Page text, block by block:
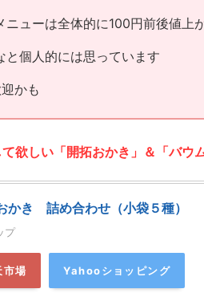
ューは全体的に100円前後値上
個人的には思っています
かも
しい「開拓おかき」＆「バウ
き 詰め合わせ（小袋５種）
プ
市場 Yahooショッピング